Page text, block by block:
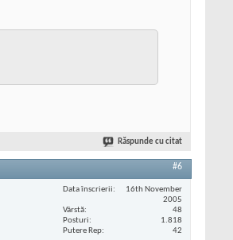
Răspunde cu citat
#6
Data înscrierii
16th November
2005
Vârstă
48
Posturi
1.818
Putere Rep
42